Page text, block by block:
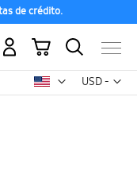
de crédito.
USD -
dólar
Mi carrito